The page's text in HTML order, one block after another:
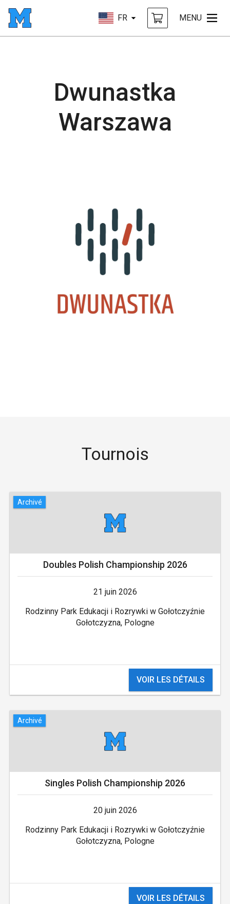
FR MENU
Dwunastka
Warszawa
Tournois
Archivé
Doubles Polish Championship 2026
21 juin 2026
Rodzinny Park Edukacji i Rozrywki w Gołotczyźnie
Gołotczyzna, Pologne
VOIR LES DÉTAILS
Archivé
Singles Polish Championship 2026
20 juin 2026
Rodzinny Park Edukacji i Rozrywki w Gołotczyźnie
Gołotczyzna, Pologne
VOIR LES DÉTAILS